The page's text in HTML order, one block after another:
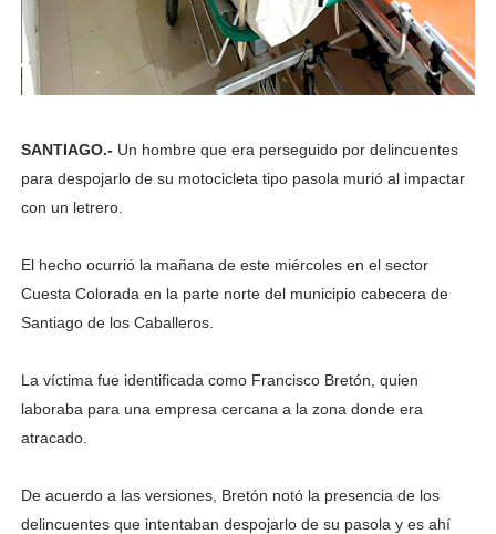
SANTIAGO.- Un hombre que era perseguido por delincuentes
para despojarlo de su motocicleta tipo pasola murió al impactar
con un letrero.
El hecho ocurrió la mañana de este miércoles en el sector
Cuesta Colorada en la parte norte del municipio cabecera de
Santiago de los Caballeros.
La víctima fue identificada como Francisco Bretón, quien
laboraba para una empresa cercana a la zona donde era
atracado.
De acuerdo a las versiones, Bretón notó la presencia de los
delincuentes que intentaban despojarlo de su pasola y es ahí